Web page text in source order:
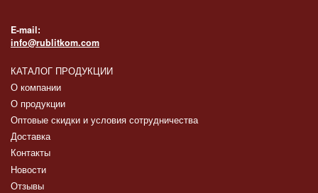
E-mail:
info@rublitkom.com
КАТАЛОГ ПРОДУКЦИИ
О компании
О продукции
Оптовые скидки и условия сотрудничества
Доставка
Контакты
Новости
Отзывы